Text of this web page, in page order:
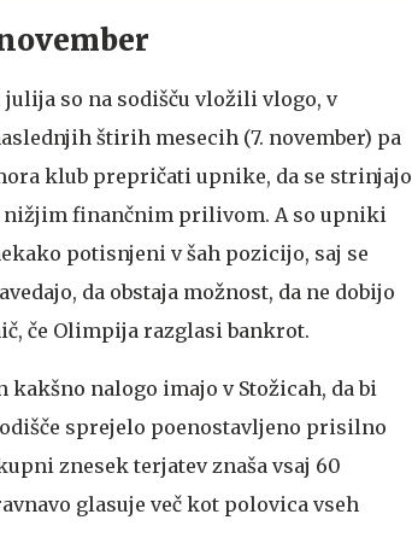
julija so na sodišču vložili vlogo, v
štirih mesecih (7. november) pa
klub prepričati upnike, da se strinjajo
nižjim finančnim prilivom. A so upniki
potisnjeni v šah pozicijo, saj se
da obstaja možnost, da ne dobijo
če Olimpija razglasi bankrot.
kakšno nalogo imajo v Stožicah, da bi
sprejelo poenostavljeno prisilno
znesek terjatev znaša vsaj 60
glasuje več kot polovica vseh